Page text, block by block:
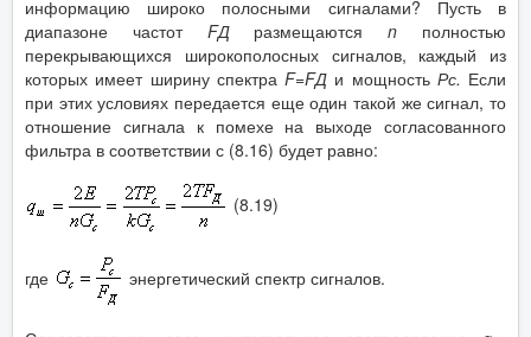
информацию широко полосными сигналами? Пусть в
диапазоне частот FДразмещаютсяn полностью
перекрывающихся широкополосных сигналов, каждый из
которых имеет ширину спектра F=FД и мощность Рс. Если
при этих условиях передается еще один такой же сигнал, то
отношение сигнала к помехе на выходе согласованного
фильтра в соответствии с (8.16) будет равно:
(8.19)
где энергетический спектр сигналов.